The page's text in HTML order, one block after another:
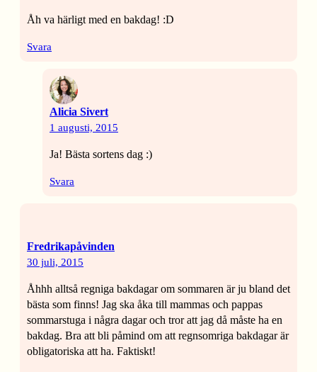
Åh va härligt med en bakdag! :D
Svara
Alicia Sivert
1 augusti, 2015
Ja! Bästa sortens dag :)
Svara
Fredrikapåvinden
30 juli, 2015
Åhhh alltså regniga bakdagar om sommaren är ju bland det
bästa som finns! Jag ska åka till mammas och pappas
sommarstuga i några dagar och tror att jag då måste ha en
bakdag. Bra att bli påmind om att regnsomriga bakdagar är
obligatoriska att ha. Faktiskt!